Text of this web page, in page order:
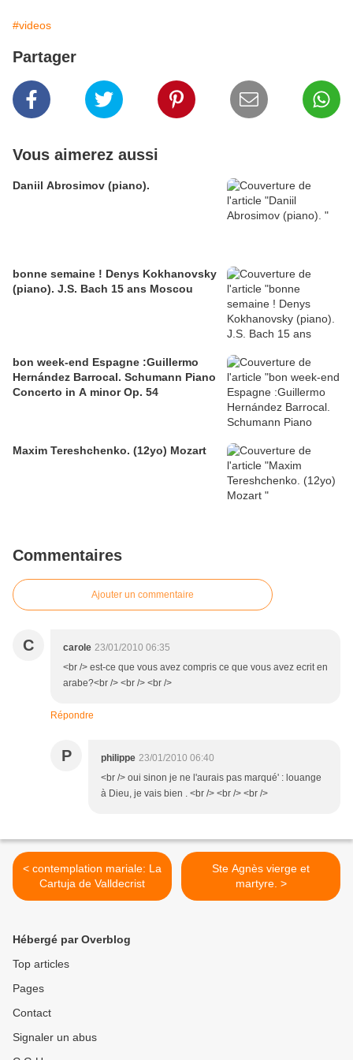
#videos
Partager
Vous aimerez aussi
Daniil Abrosimov (piano).
bonne semaine ! Denys Kokhanovsky
(piano). J.S. Bach 15 ans Moscou
bon week-end Espagne :Guillermo
Hernández Barrocal. Schumann Piano
Concerto in A minor Op. 54
Maxim Tereshchenko. (12yo) Mozart
Commentaires
Ajouter un commentaire
C carole 23/01/2010 06:35
<br /> est-ce que vous avez compris ce que vous avez ecrit en
arabe?<br /> <br /> <br />
Répondre
P philippe 23/01/2010 06:40
<br /> oui sinon je ne l'aurais pas marqué' : louange
à Dieu, je vais bien . <br /> <br /> <br />
< contemplation mariale: La
Cartuja de Valldecrist
Ste Agnès vierge et
martyre. >
Hébergé par Overblog
Top articles
Pages
Contact
Signaler un abus